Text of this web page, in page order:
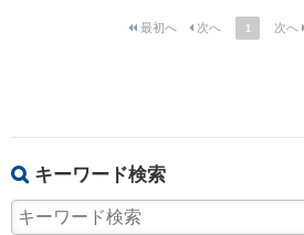
1
キーワード検索